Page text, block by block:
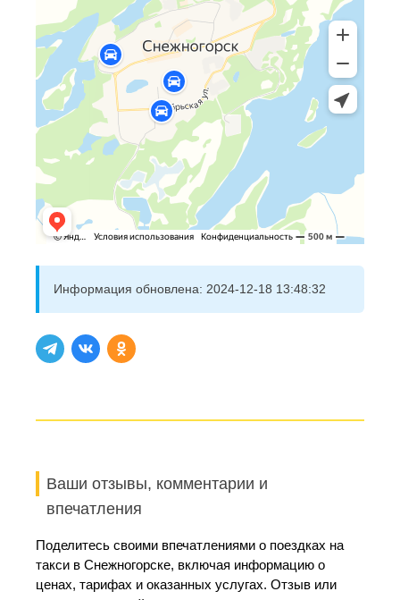
Информация обновлена: 2024-12-18 13:48:32
Ваши отзывы, комментарии и
впечатления
Поделитесь своими впечатлениями о поездках на
такси в Снежногорске, включая информацию о
ценах, тарифах и оказанных услугах. Отзыв или